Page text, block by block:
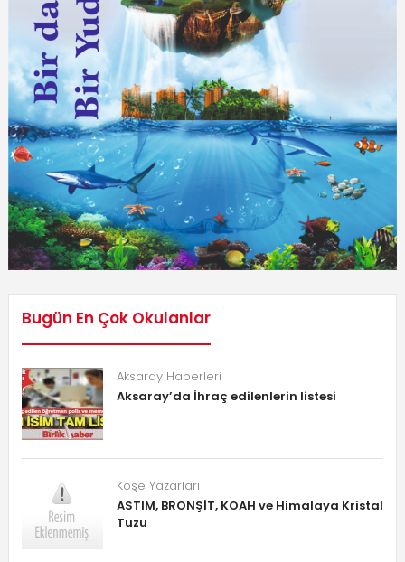
Bugün En Çok Okulanlar
Aksaray Haberleri
Aksaray’da İhraç edilenlerin listesi
Köşe Yazarları
ASTIM, BRONŞİT, KOAH ve Himalaya Kristal
Tuzu